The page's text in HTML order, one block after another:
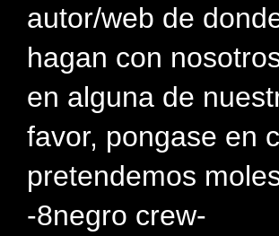
autor/web de
hagan con
en alguna de
favor, pongase en
pretendemos
-8negro crew-